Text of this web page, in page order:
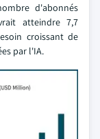
d'abonnés
atteindre 7,7
croissant de
par l'IA.